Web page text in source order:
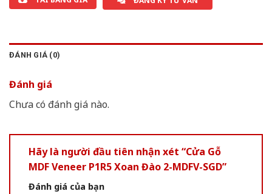
ĐÁNH GIÁ (0)
Đánh giá
Chưa có đánh giá nào.
Hãy là người đầu tiên nhận xét “Cửa Gỗ
MDF Veneer P1R5 Xoan Đào 2-MDFV-SGD”
Đánh giá của bạn